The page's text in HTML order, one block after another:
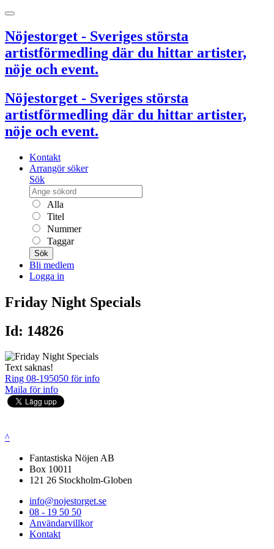
Nöjestorget - Sveriges största
artistförmedling där du hittar artister,
nöje och event.
Nöjestorget - Sveriges största
artistförmedling där du hittar artister,
nöje och event.
Kontakt
Arrangör söker
Sök
Alla
Titel
Nummer
Taggar
Sök
Bli medlem
Logga in
Friday Night Specials
Id: 14826
Text saknas!
Ring 08-195050 för info
Maila för info
^
Fantastiska Nöjen AB
Box 10011
121 26 Stockholm-Globen
info@nojestorget.se
08 - 19 50 50
Användarvillkor
Kontakt